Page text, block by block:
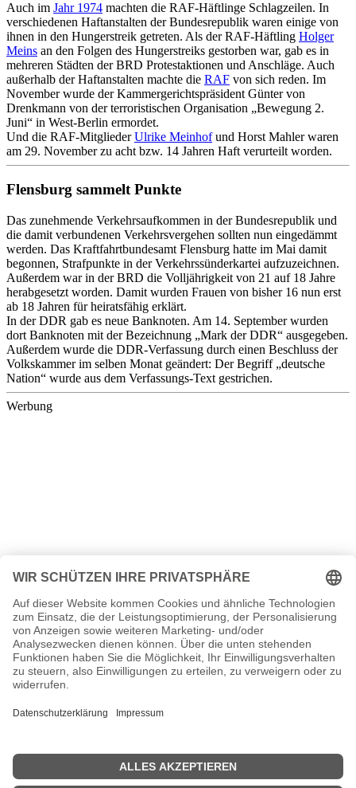
Auch im Jahr 1974 machten die RAF-Häftlinge Schlagzeilen. In
verschiedenen Haftanstalten der Bundesrepublik waren einige von
ihnen in den Hungerstreik getreten. Als der RAF-Häftling Holger
Meins an den Folgen des Hungerstreiks gestorben war, gab es in
mehreren Städten der BRD Protestaktionen und Anschläge. Auch
außerhalb der Haftanstalten machte die RAF von sich reden. Im
November wurde der Kammergerichtspräsident Günter von
Drenkmann von der terroristischen Organisation „Bewegung 2.
Juni“ in West-Berlin ermordet.
Und die RAF-MitgliederUlrike Meinhofund Horst Mahler waren
am 29. November zu acht bzw. 14 Jahren Haft verurteilt worden.
Flensburg sammelt Punkte
Das zunehmende Verkehrsaufkommen in der Bundesrepublik und
die damit verbundenen Verkehrsvergehen sollten nun eingedämmt
werden. Das Kraftfahrtbundesamt Flensburg hatte im Mai damit
begonnen, Strafpunkte in der Verkehrssünderkartei aufzuzeichnen.
Außerdem war in der BRD die Volljährigkeit von 21 auf 18 Jahre
herabgesetzt worden. Damit wurden Frauen von bisher 16 nun erst
ab 18 Jahren für heiratsfähig erklärt.
In der DDR gab es neue Banknoten. Am 14. September wurden
dort Banknoten mit der Bezeichnung „Mark der DDR“ ausgegeben.
Außerdem wurde die DDR-Verfassung durch einen Beschluss der
Volkskammer im selben Monat geändert: Der Begriff „deutsche
Nation“ wurde aus dem Verfassungs-Text gestrichen.
Werbung